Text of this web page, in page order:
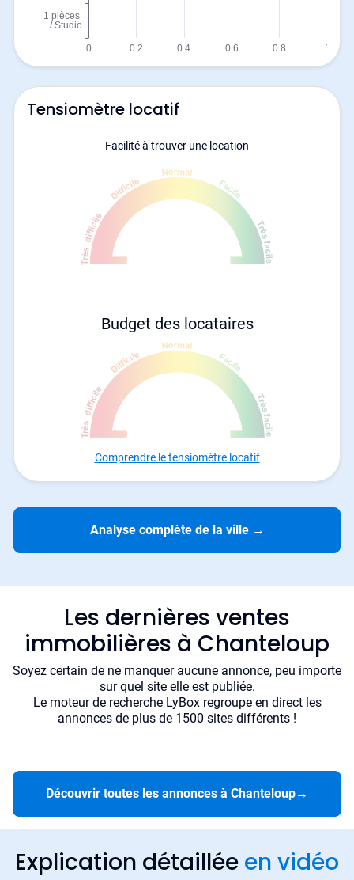
Tensiomètre locatif
Facilité à trouver une location
Budget des locataires
Comprendre le tensiomètre locatif
Analyse complète de la ville →
Les dernières ventes
immobilières à Chanteloup
Soyez certain de ne manquer aucune annonce, peu importe
sur quel site elle est publiée.
Le moteur de recherche LyBox regroupe en direct les
annonces de plus de 1500 sites différents !
Découvrir toutes les annonces à Chanteloup→
Explication détaillée en vidéo